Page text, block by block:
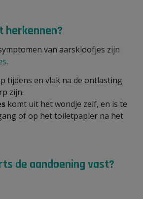
herkennen?
van aarskloofjes zijn
.
tijdens en vlak na de ontlasting
zijn.
komt uit het wondje zelf, en is te
of op het toiletpapier na het
de aandoening vast?